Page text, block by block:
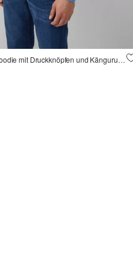
Strukturierter Hoodie mit Druckknöpfen und Kängurutasche